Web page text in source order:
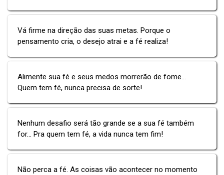
Vá firme na direção das suas metas. Porque o
pensamento cria, o desejo atrai e a fé realiza!
Alimente sua fé e seus medos morrerão de fome...
Quem tem fé, nunca precisa de sorte!
Nenhum desafio será tão grande se a sua fé também
for... Pra quem tem fé, a vida nunca tem fim!
Não perca a fé. As coisas vão acontecer no momento